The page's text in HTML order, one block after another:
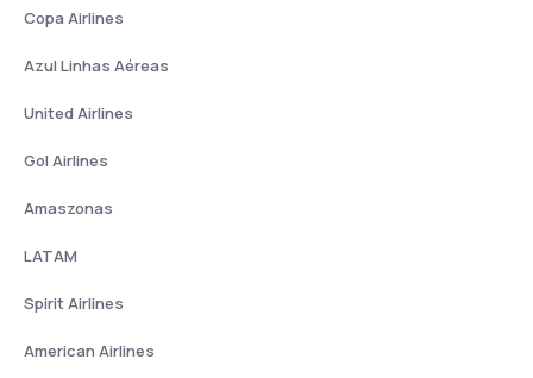
Copa Airlines
Azul Linhas Aéreas
United Airlines
Gol Airlines
Amaszonas
LATAM
Spirit Airlines
American Airlines